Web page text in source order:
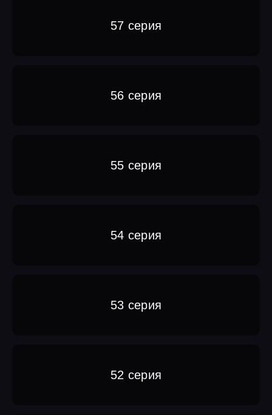
57 серия
56 серия
55 серия
54 серия
53 серия
52 серия